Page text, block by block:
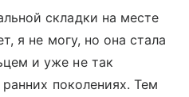
складки на месте
я не могу, но она стала
и уже не так
ранних поколениях. Тем